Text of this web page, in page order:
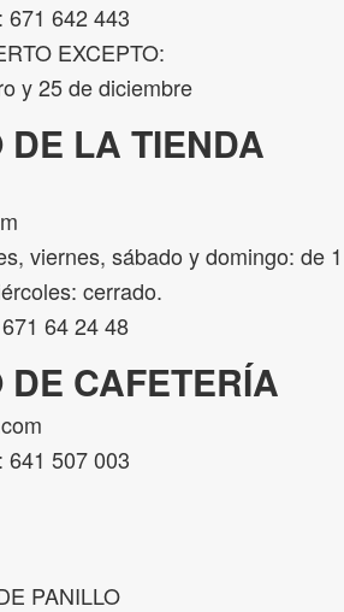
671 642 443
EXCEPTO:
y 25 de diciembre
DE LA TIENDA
viernes, sábado y domingo: de
cerrado.
64 24 48
DE CAFETERÍA
641 507 003
PANILLO